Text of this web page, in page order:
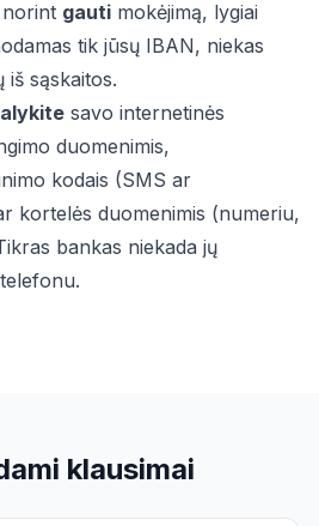
norint gauti mokėjimą, lygiai
tik jūsų IBAN, niekas
iš sąskaitos.
savo internetinės
duomenimis,
kodais (SMS ar
kortelės duomenimis (numeriu,
bankas niekada jų
klausimai